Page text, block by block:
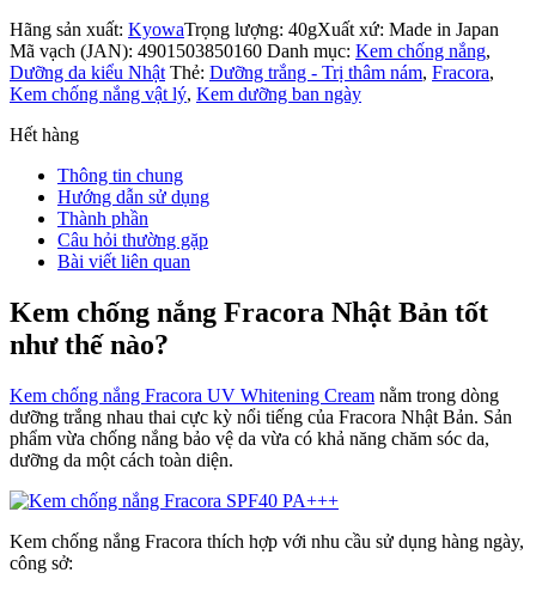
Hãng sản xuất: KyowaTrọng lượng: 40gXuất xứ: Made in Japan
Mã vạch (JAN): 4901503850160 Danh mục: Kem chống nắng,
Dưỡng da kiểu Nhật Thẻ: Dưỡng trắng - Trị thâm nám, Fracora,
Kem chống nắng vật lý, Kem dưỡng ban ngày
Hết hàng
Thông tin chung
Hướng dẫn sử dụng
Thành phần
Câu hỏi thường gặp
Bài viết liên quan
Kem chống nắng Fracora Nhật Bản tốt
như thế nào?
Kem chống nắng Fracora UV Whitening Cream nằm trong dòng
dưỡng trắng nhau thai cực kỳ nổi tiếng của Fracora Nhật Bản. Sản
phẩm vừa chống nắng bảo vệ da vừa có khả năng chăm sóc da,
dưỡng da một cách toàn diện.
Kem chống nắng Fracora thích hợp với nhu cầu sử dụng hàng ngày,
công sở: